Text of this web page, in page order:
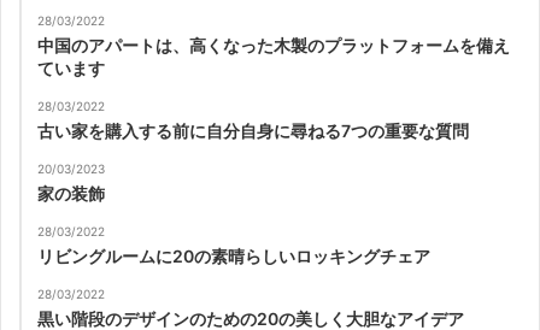
28/03/2022
中国のアパートは、高くなった木製のプラットフォームを備え
ています
28/03/2022
古い家を購入する前に自分自身に尋ねる7つの重要な質問
20/03/2023
家の装飾
28/03/2022
リビングルームに20の素晴らしいロッキングチェア
28/03/2022
黒い階段のデザインのための20の美しく大胆なアイデア